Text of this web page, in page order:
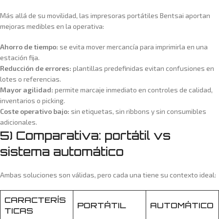
Más allá de su movilidad, las impresoras portátiles Bentsai aportan
mejoras medibles en la operativa:
Ahorro de tiempo: se evita mover mercancía para imprimirla en una
estación fija.
Reducción de errores: plantillas predefinidas evitan confusiones en
lotes o referencias.
Mayor agilidad: permite marcaje inmediato en controles de calidad,
inventarios o picking.
Coste operativo bajo: sin etiquetas, sin ribbons y sin consumibles
adicionales.
5) Comparativa: portátil vs
sistema automático
Ambas soluciones son válidas, pero cada una tiene su contexto ideal:
CARACTERÍS
TICAS
PORTÁTIL AUTOMÁTICO